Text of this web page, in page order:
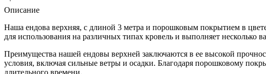
Описание
Наша ендова верхняя, с длиной 3 метра и порошковым покрытием в
для использования на различных типах кровель и выполняет несколько
Преимущества нашей ендовы верхней заключаются в ее высокой
условия, включая сильные ветры и осадки. Благодаря порошковому
длительного времени.